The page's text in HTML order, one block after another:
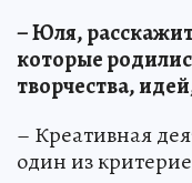
– Юля,
которые
творчества,
– Креативная
один из